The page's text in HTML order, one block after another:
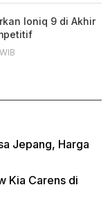
Ioniq 9 di Akhir
Jepang, Harga
Kia Carens di